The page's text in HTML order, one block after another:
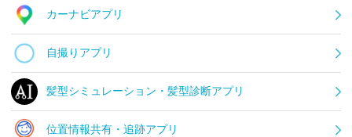
カーナビアプリ
自撮りアプリ
髪型シミュレーション・髪型診断アプリ
位置情報共有・追跡アプリ